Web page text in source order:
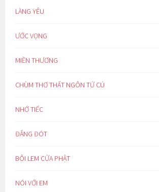
LÀNG YÊU
ƯỚC VỌNG
MIỀN THƯƠNG
CHÙM THƠ THẤT NGÔN TỨ CÚ
NHỚ TIẾC
ĐẮNG ĐÓT
BÔI LEM CỬA PHẬT
NÓI VỚI EM